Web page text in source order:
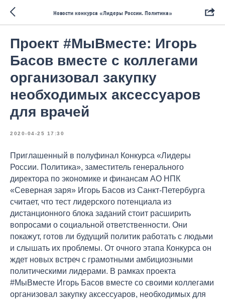
Новости конкурса «Лидеры России. Политика»
Проект #МыВместе: Игорь
Басов вместе с коллегами
организовал закупку
необходимых аксессуаров
для врачей
2020-04-25 17:30
Приглашенный в полуфинал Конкурса «Лидеры
России. Политика», заместитель генерального
директора по экономике и финансам АО НПК
«Северная заря» Игорь Басов из Санкт-Петербурга
считает, что тест лидерского потенциала из
дистанционного блока заданий стоит расширить
вопросами о социальной ответственности. Они
покажут, готов ли будущий политик работать с людьми
и слышать их проблемы. От очного этапа Конкурса он
ждет новых встреч с грамотными амбициозными
политическими лидерами. В рамках проекта
#МыВместе Игорь Басов вместе со своими коллегами
организовал закупку аксессуаров, необходимых для